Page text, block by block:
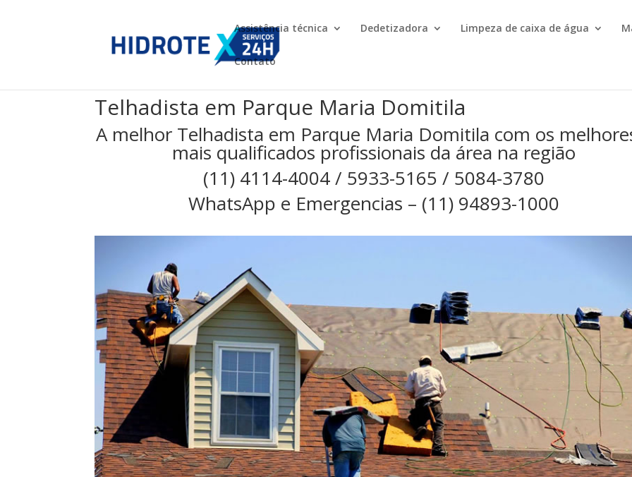
Assistência técnica Dedetizadora Limpeza de caixa de água
Contato
Telhadista em Parque Maria Domitila
A melhor Telhadista em Parque Maria Domitila com os
mais qualificados profissionais da área na região
(11) 4114-4004 / 5933-5165 / 5084-3780
WhatsApp e Emergencias – (11) 94893-1000